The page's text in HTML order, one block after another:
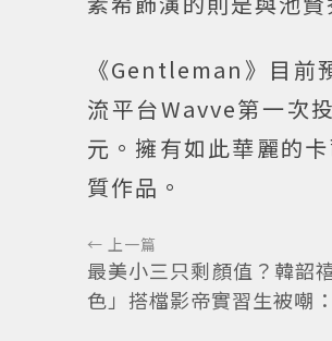
《Gentleman》目前
流平台Wavve第一次
元。擁有如此華麗的
質作品。
← 上一篇
最美小三只剩顏值？韓韶
色」搭檔影帝實習生被嘲